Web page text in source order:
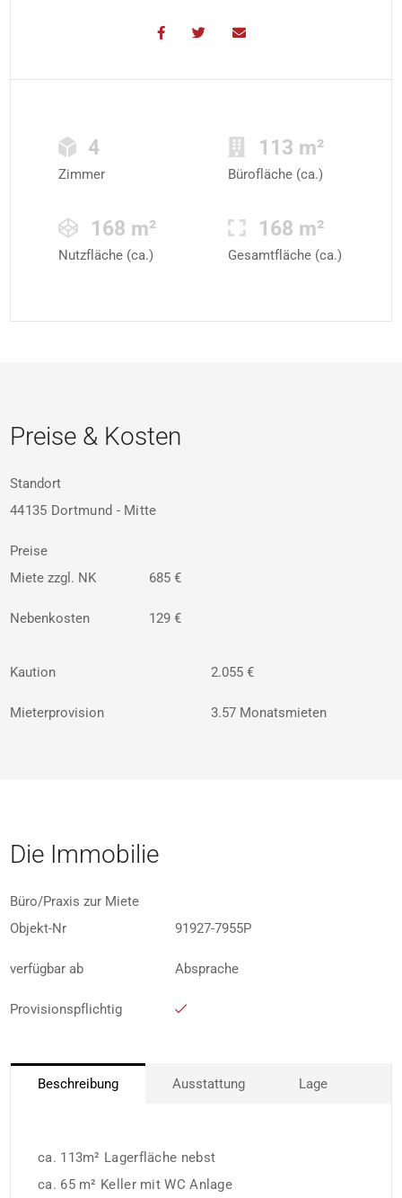
4
Zimmer
113 m²
Bürofläche (ca.)
168 m²
Nutzfläche (ca.)
168 m²
Gesamtfläche (ca.)
Preise & Kosten
Standort
44135 Dortmund - Mitte
Preise
Miete zzgl. NK
685 €
Nebenkosten 129 €
Kaution 2.055 €
Mieterprovision 3.57 Monatsmieten
Die Immobilie
Büro/Praxis zur Miete
Objekt-Nr
91927-7955P
verfügbar ab Absprache
Provisionspflichtig
Beschreibung Ausstattung Lage
ca. 113m² Lagerfläche nebst
ca. 65 m² Keller mit WC Anlage